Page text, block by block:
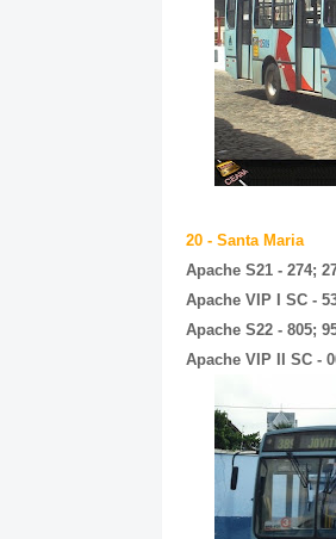
20 - Santa Maria
Apache S21 - 274;
Apache VIP I SC -
Apache S22 - 805;
Apache VIP II SC -